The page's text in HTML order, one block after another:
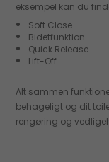
eksempel kan du
Soft Close
Bidetfunktion
Quick Release
Lift-Off
Alt sammen
behageligt og dit
rengøring og